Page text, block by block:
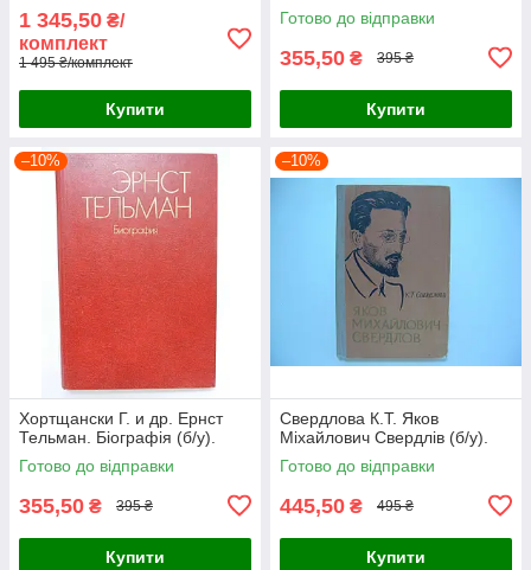
1 345,50 ₴/
комплект
1 495 ₴/комплект
Купити
Готово до відправки
355,50 ₴ 395 ₴
Купити
–10%
Хортщански Г. и др. Ернст
Тельман. Біографія (б/у).
Готово до відправки
355,50 ₴ 395 ₴
Купити
–10%
Свердлова К.Т. Яков
Міхайлович Свердлів (б/у).
Готово до відправки
445,50 ₴ 495 ₴
Купити